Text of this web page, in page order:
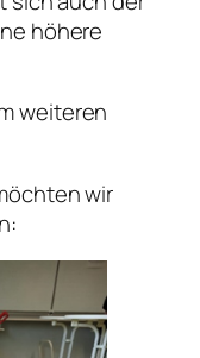
höhere
weiteren
wir